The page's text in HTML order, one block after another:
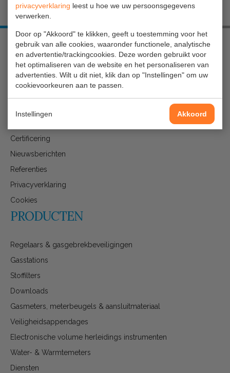
privacyverklaring leest u hoe we uw persoonsgegevens
verwerken.
Door op "Akkoord" te klikken, geeft u toestemming voor het
gebruik van alle cookies, waaronder functionele, analytische
en advertentie/trackingcookies. Deze worden gebruikt voor
het optimaliseren van de website en het personaliseren van
advertenties. Wilt u dit niet, klik dan op "Instellingen" om uw
cookievoorkeuren aan te passen.
Instellingen Akkoord
OVER GAVILAR
Certificering
Nieuwsberichten
Referenties
Privacyverklaring
Cookies
PRODUCTEN
Regelaars & gasgebrekbeveiligingen
Gasstations
Stoffilters
Downloads
Gasmeters, meterbeugels & aansluitmateriaal
Veiligheidsappendages
Electronische volume herleidings instrumenten
Water- & Warmtemeters
Diensten